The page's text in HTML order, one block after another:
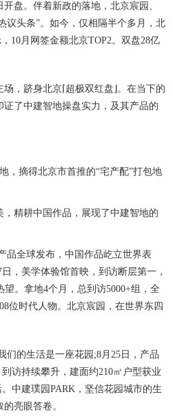
盘。伴着新政的落地，北京宸园、
议头条”。如今，仅相隔半个多月，北
10月网签金额北京TOP2。双盘28亿
，跻身北京⌈超极双红盘⌋。在当下的
了中建智地操盘实力，及其产品的
摘得北京市首推的“宅产配”打包地
精耕中国作品，展现了中建智地的
全球发布，中国作品屹立世界表
，美学体验馆首映，到访断层第一，
。拿地4个月，总到访5000+组，全
位时代人物。北京宸园，在世界东四
的生活是一座花园;8月25日，产品
访持续攀升，建面约210㎡户型获业
中建璞园PARK，坚信花园城市的生
亮眼答卷。